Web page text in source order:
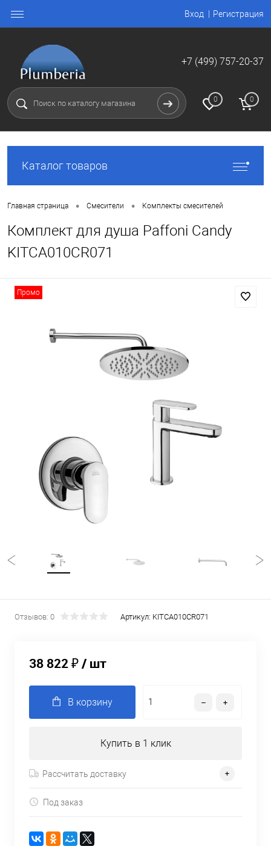
Вход Регистрация
+7 (499) 757-20-37
0 0
Каталог товаров
Главная страница • Смесители • Комплекты смесителей
Комплект для душа Paffoni Candy
KITCA010CR071
Промо
Отзывов: 0 Артикул: KITCA010CR071
38 822 ₽/ шт
В корзину
Купить в 1 клик
Рассчитать доставку
Под заказ